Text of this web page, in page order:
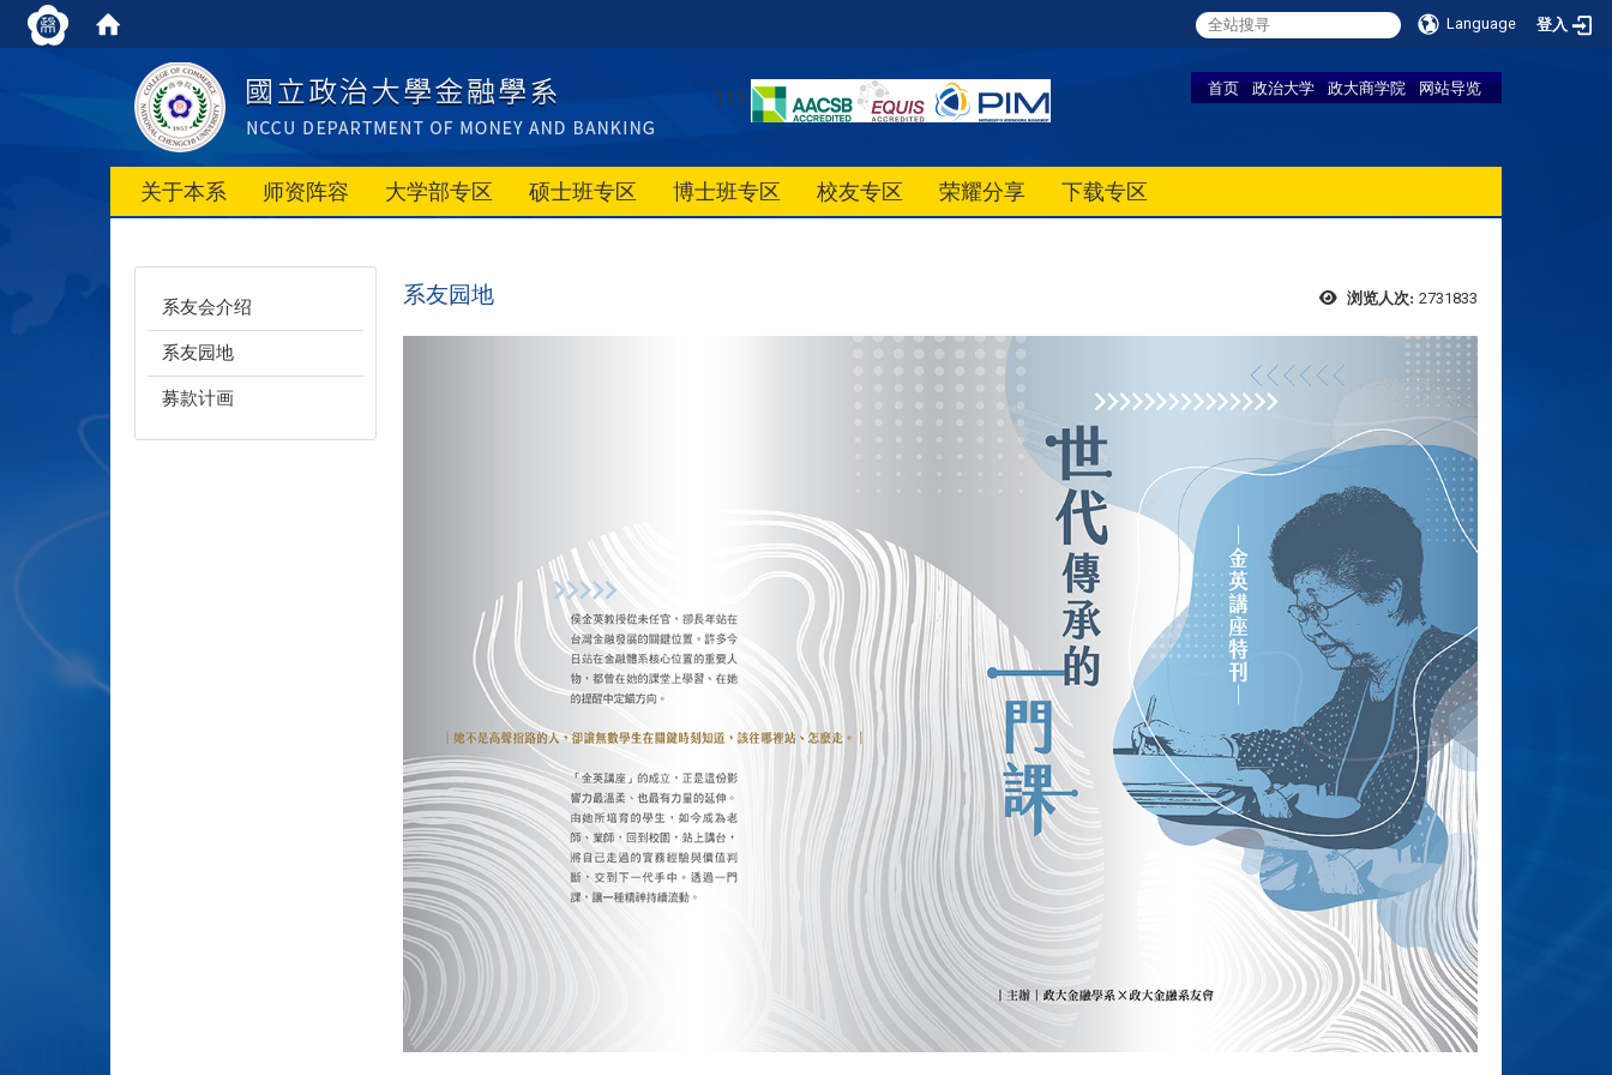
Language 登入
首页 政治大学 政大商学院 网站导览
111
关于本系 师资阵容 大学部专区 硕士班专区 博士班专区 校友专区 荣耀分享 下载专区
系友会介绍
系友园地
募款计画
浏览人次: 2731833
系友园地